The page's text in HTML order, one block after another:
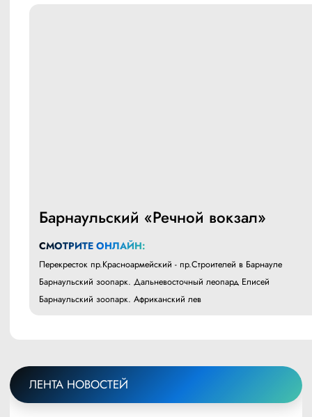
Барнаульский «Речной вокзал»
СМОТРИТЕ ОНЛАЙН:
Перекресток пр.Красноармейский - пр.Строителей в Барнауле
Барнаульский зоопарк. Дальневосточный леопард Елисей
Барнаульский зоопарк. Африканский лев
ЛЕНТА НОВОСТЕЙ